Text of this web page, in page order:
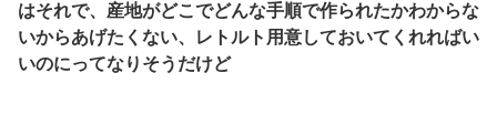
はそれで、産地がどこでどんな手順で作られたかわからな
いからあげたくない、レトルト用意しておいてくれればい
いのにってなりそうだけど